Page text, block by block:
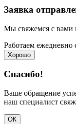
Заявка
Мы свяжемся с вами
Работаем ежедневно
Хорошо
Спасибо!
Ваше обращение
наш специалист
ОК